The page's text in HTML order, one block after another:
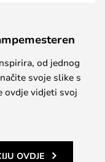
od jednog
svoje slike s
ovdje vidjeti svoj
OVDJE